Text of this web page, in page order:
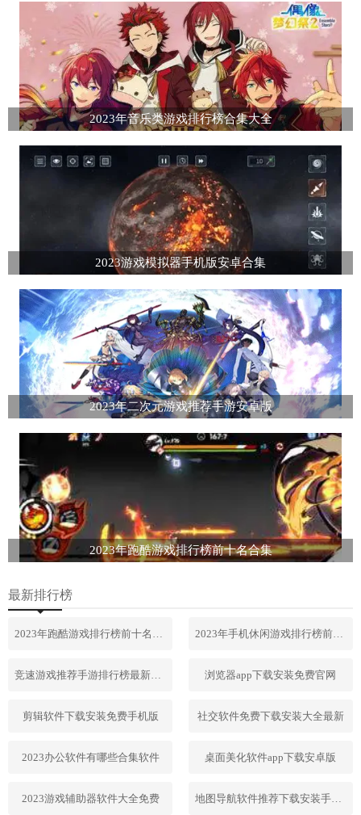
2023年音乐类游戏排行榜合集大全
2023游戏模拟器手机版安卓合集
2023年二次元游戏推荐手游安卓版
2023年跑酷游戏排行榜前十名合集
最新排行榜
2023年手机休闲游戏排行榜前十名
浏览器app下载安装免费官网
剪辑软件下载安装免费手机版 社交软件免费下载安装大全最新
2023办公软件有哪些合集软件 桌面美化软件app下载安卓版
2023游戏辅助器软件大全免费 地图导航软件推荐下载安装手机版